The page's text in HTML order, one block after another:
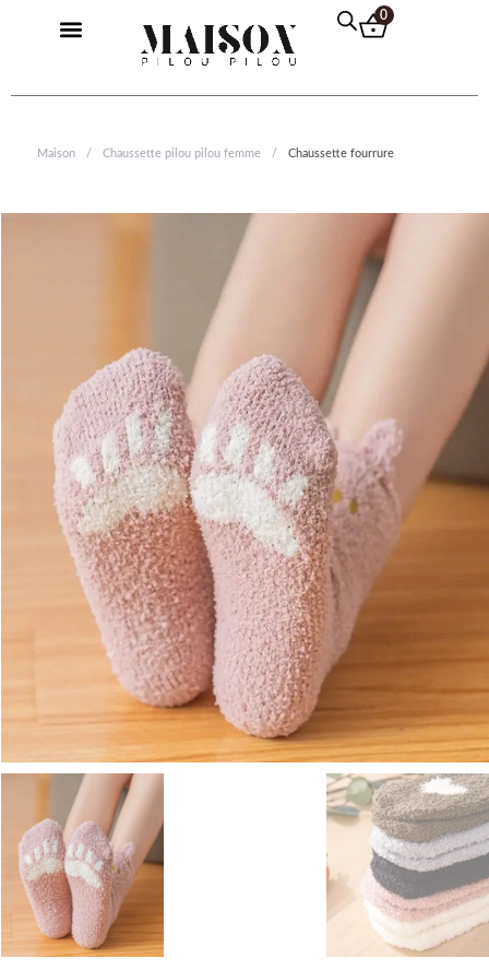
Menu 0
Maison / Chaussette pilou pilou femme / Chaussette fourrure